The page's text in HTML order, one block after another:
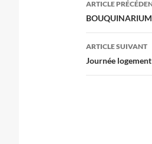
des
articles
ARTICLE
BOUQUINARIUM
ARTICLE SUIVANT
Journée